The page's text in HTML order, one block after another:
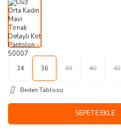
34 36 38 40 42
Beden Tablosu
SEPETE EKLE